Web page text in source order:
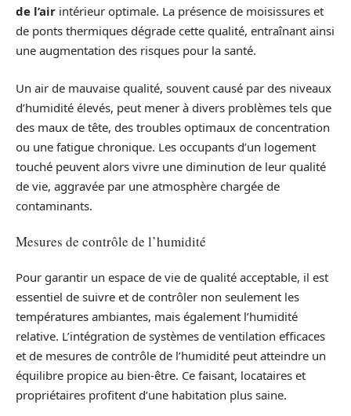
de l’air intérieur optimale. La présence de moisissures et
de ponts thermiques dégrade cette qualité, entraînant ainsi
une augmentation des risques pour la santé.
Un air de mauvaise qualité, souvent causé par des niveaux
d’humidité élevés, peut mener à divers problèmes tels que
des maux de tête, des troubles optimaux de concentration
ou une fatigue chronique. Les occupants d’un logement
touché peuvent alors vivre une diminution de leur qualité
de vie, aggravée par une atmosphère chargée de
contaminants.
Mesures de contrôle de l’humidité
Pour garantir un espace de vie de qualité acceptable, il est
essentiel de suivre et de contrôler non seulement les
températures ambiantes, mais également l’humidité
relative. L’intégration de systèmes de ventilation efficaces
et de mesures de contrôle de l’humidité peut atteindre un
équilibre propice au bien-être. Ce faisant, locataires et
propriétaires profitent d’une habitation plus saine.